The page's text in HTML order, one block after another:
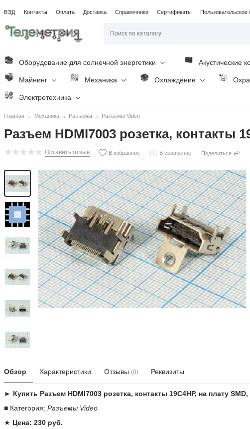
ВЭД Контакты Оплата Доставка Справочники Сертификаты Пользовательское
Оборудование для солнечной энергетики Акустические
Майнинг Механика Охлаждение
Электротехника
Главная → Механика → Разъемы → Разъемы Video
Разъем HDMI7003 розетка, контакты
Оставить отзыв В избранное В сравнение Поделиться
Обзор Характеристики Отзывы (0) Реквизиты
► Купить Разъем HDMI7003 розетка, контакты 19C4HP, на плату
■ Категория:Разъемы Video
★ Цена: 230 руб.